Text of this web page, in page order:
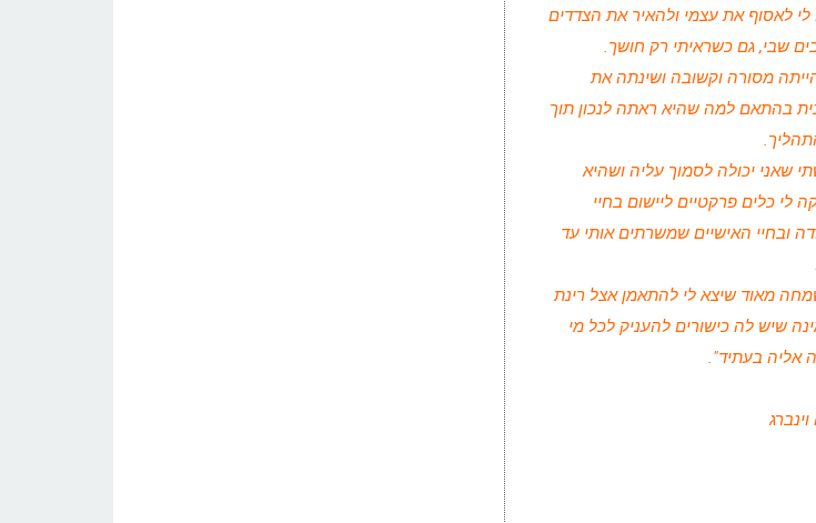
לי לאסוף את עצמי ולהאיר את הצדדים
שבי, גם כשראיתי רק חושך.
מסורה וקשובה ושינתה את
בהתאם למה שהיא ראתה לנכון תוך
שאני יכולה לסמוך עליה ושהיא
לי כלים פרקטיים ליישום בחיי
ובחיי האישיים שמשרתים אותי עד
מאוד שיצא לי להתאמן אצל רינת
שיש לה כישורים להעניק לכל מי
אליה בעתיד".